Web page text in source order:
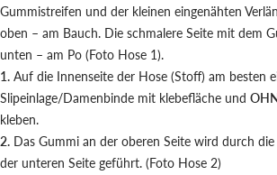
Gummistreifen und der kleinen eingenähten
oben – am Bauch. Die schmalere Seite mit dem
unten – am Po (Foto Hose 1).
1. Auf die Innenseite der Hose (Stoff) am besten
Slipeinlage/Damenbinde mit klebefläche und
kleben.
2. Das Gummi an der oberen Seite wird durch
der unteren Seite geführt. (Foto Hose 2)